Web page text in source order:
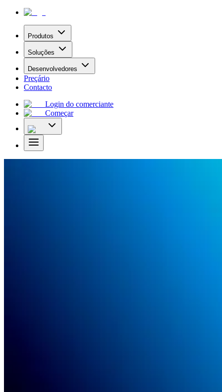
Produtos
Soluções
Desenvolvedores
Preçário
Contacto
Login do comerciante
Começar